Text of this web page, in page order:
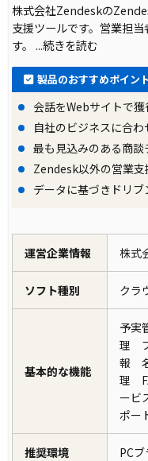
株式会社Zendeskの
支援ツールです。営業担
す。...続きを読む
製品のおすすめポイン
会話をWebサイトで
自社のビジネスに合
最も見込みのある商
Zendesk以外の営業
データに基づきドリ
運営企業情報 株式
ソフト種別 クラ
基本的な機能
予
理
報
理
ービ
ポー
推奨環境 PC